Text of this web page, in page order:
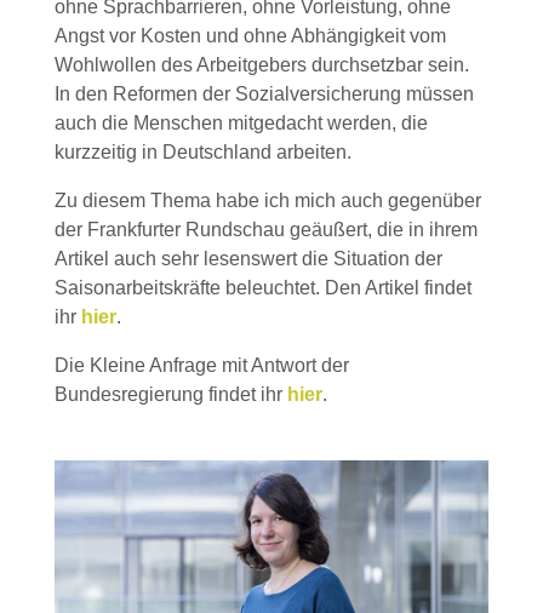
ohne Sprachbarrieren, ohne Vorleistung, ohne
Angst vor Kosten und ohne Abhängigkeit vom
Wohlwollen des Arbeitgebers durchsetzbar sein.
In den Reformen der Sozialversicherung müssen
auch die Menschen mitgedacht werden, die
kurzzeitig in Deutschland arbeiten.
Zu diesem Thema habe ich mich auch gegenüber
der Frankfurter Rundschau geäußert, die in ihrem
Artikel auch sehr lesenswert die Situation der
Saisonarbeitskräfte beleuchtet. Den Artikel findet
ihr hier.
Die Kleine Anfrage mit Antwort der
Bundesregierung findet ihr hier.